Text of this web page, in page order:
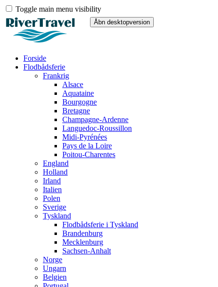
Toggle main menu visibility
Forside
Flodbådsferie
Frankrig
Alsace
Aquataine
Bourgogne
Bretagne
Champagne-Ardenne
Languedoc-Roussillon
Midi-Pyrénées
Pays de la Loire
Poitou-Charentes
England
Holland
Irland
Italien
Polen
Sverige
Tyskland
Flodbådsferie i Tyskland
Brandenburg
Mecklenburg
Sachsen-Anhalt
Norge
Ungarn
Belgien